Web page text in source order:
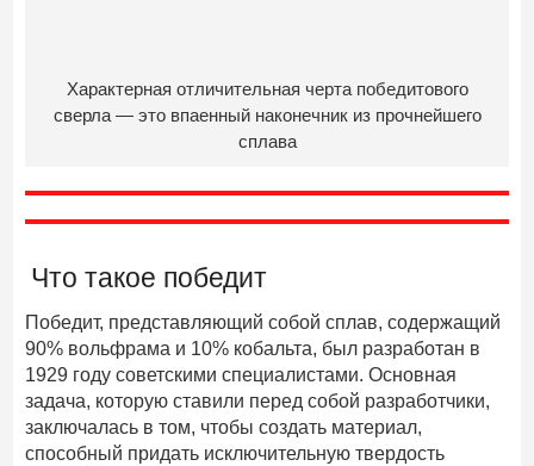
Характерная отличительная черта победитового
сверла — это впаенный наконечник из прочнейшего
сплава
Что такое победит
Победит, представляющий собой сплав, содержащий
90% вольфрама и 10% кобальта, был разработан в
1929 году советскими специалистами. Основная
задача, которую ставили перед собой разработчики,
заключалась в том, чтобы создать материал,
способный придать исключительную твердость